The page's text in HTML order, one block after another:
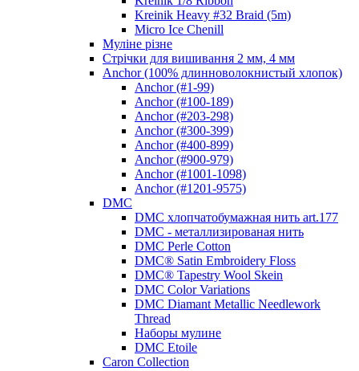
Kreinik Heavy #32 Braid (5m)
Micro Ice Chenill
Муліне різне
Стрічки для вишивання 2 мм, 4 мм
Anchor (100% длинноволокнистый хлопок)
Anchor (#1-99)
Anchor (#100-189)
Anchor (#203-298)
Anchor (#300-399)
Anchor (#400-899)
Anchor (#900-979)
Anchor (#1001-1098)
Anchor (#1201-9575)
DMC
DMC хлопчатобумажная нить art.177
DMC - металлизированая нить
DMC Perle Cotton
DMC® Satin Embroidery Floss
DMC® Tapestry Wool Skein
DMC Color Variations
DMC Diamant Metallic Needlework
Thread
Наборы мулине
DMC Etoile
Caron Collection